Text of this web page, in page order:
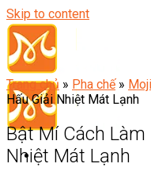
Skip to content
Trang chủ » Pha chế »
Hấu Giải Nhiệt Mát Lạnh
Bật Mí Cách
Nhiệt Mát Lạnh